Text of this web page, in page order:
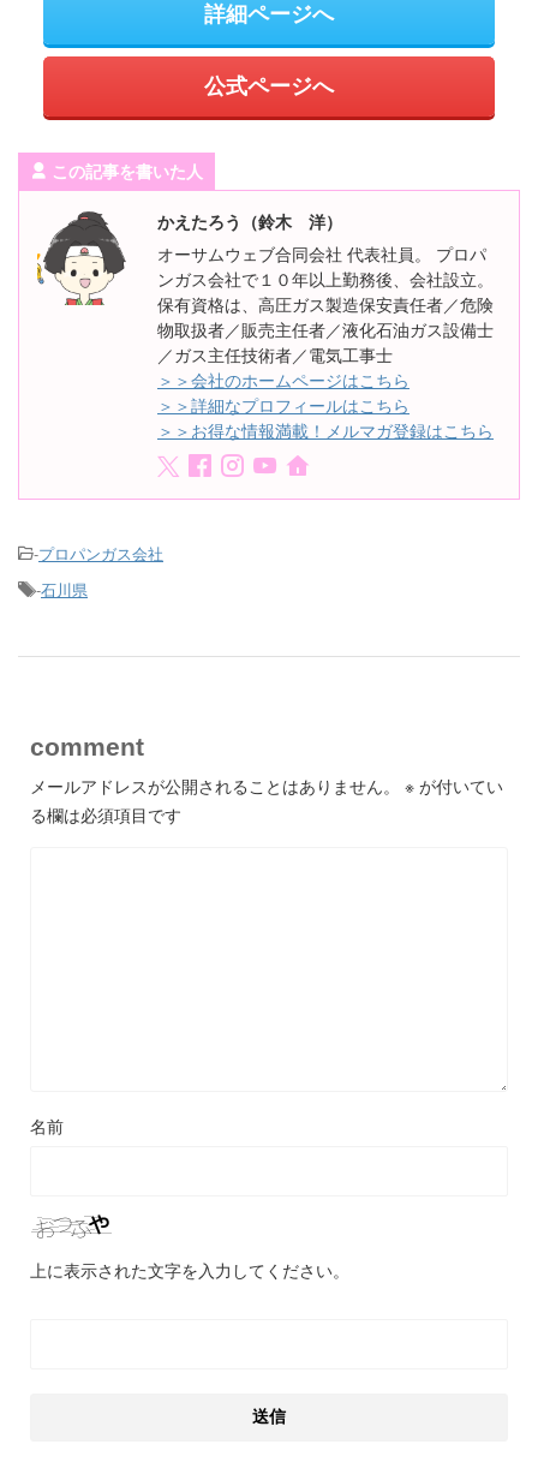
詳細ページへ
公式ページへ
この記事を書いた人
かえたろう（鈴木 洋）
オーサムウェブ合同会社 代表社員。 プロパ
ンガス会社で１０年以上勤務後、会社設立。
保有資格は、高圧ガス製造保安責任者／危険
物取扱者／販売主任者／液化石油ガス設備士
／ガス主任技術者／電気工事士
＞＞会社のホームページはこちら
＞＞詳細なプロフィールはこちら
＞＞お得な情報満載！メルマガ登録はこちら
-プロパンガス会社
-石川県
comment
メールアドレスが公開されることはありません。 ※ が付いてい
る欄は必須項目です
名前
上に表示された文字を入力してください。